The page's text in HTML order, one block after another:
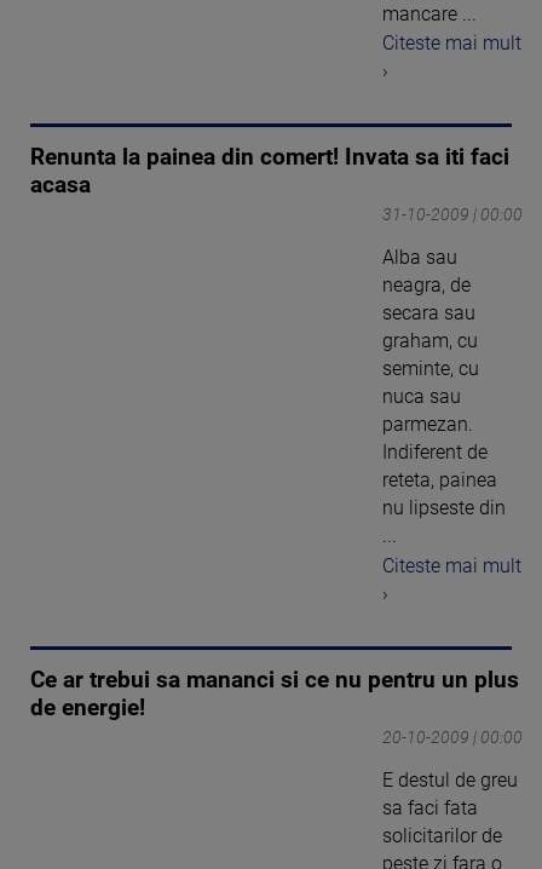
mancare ...
Citeste mai mult
›
Renunta la painea din comert! Invata sa iti faci
acasa
31-10-2009 | 00:00
Alba sau
neagra, de
secara sau
graham, cu
seminte, cu
nuca sau
parmezan.
Indiferent de
reteta, painea
nu lipseste din
...
Citeste mai mult
›
Ce ar trebui sa mananci si ce nu pentru un plus
de energie!
20-10-2009 | 00:00
E destul de greu
sa faci fata
solicitarilor de
peste zi fara o